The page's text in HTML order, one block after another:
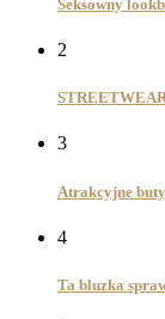
Seksowny
2
3
Atrakcyjne
4
Ta bluzka